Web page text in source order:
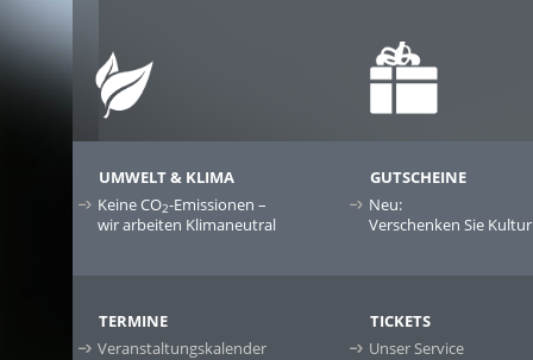
UMWELT & KLIMA
Keine CO2-Emissionen –
wir arbeiten Klimaneutral
GUTSCHEINE
Neu:
Verschenken Sie
TERMINE
Veranstaltungskalender
TICKETS
Unser Service